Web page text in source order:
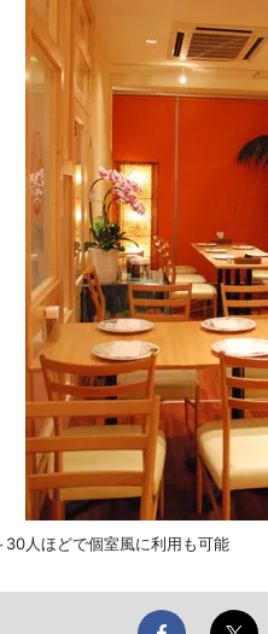
人ほどで個室風に利用も可能